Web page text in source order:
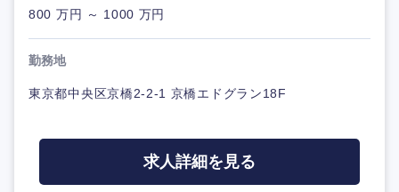
800 万円 ～ 1000 万円
勤務地
東京都中央区京橋2-2-1 京橋エドグラン18F
求人詳細を見る